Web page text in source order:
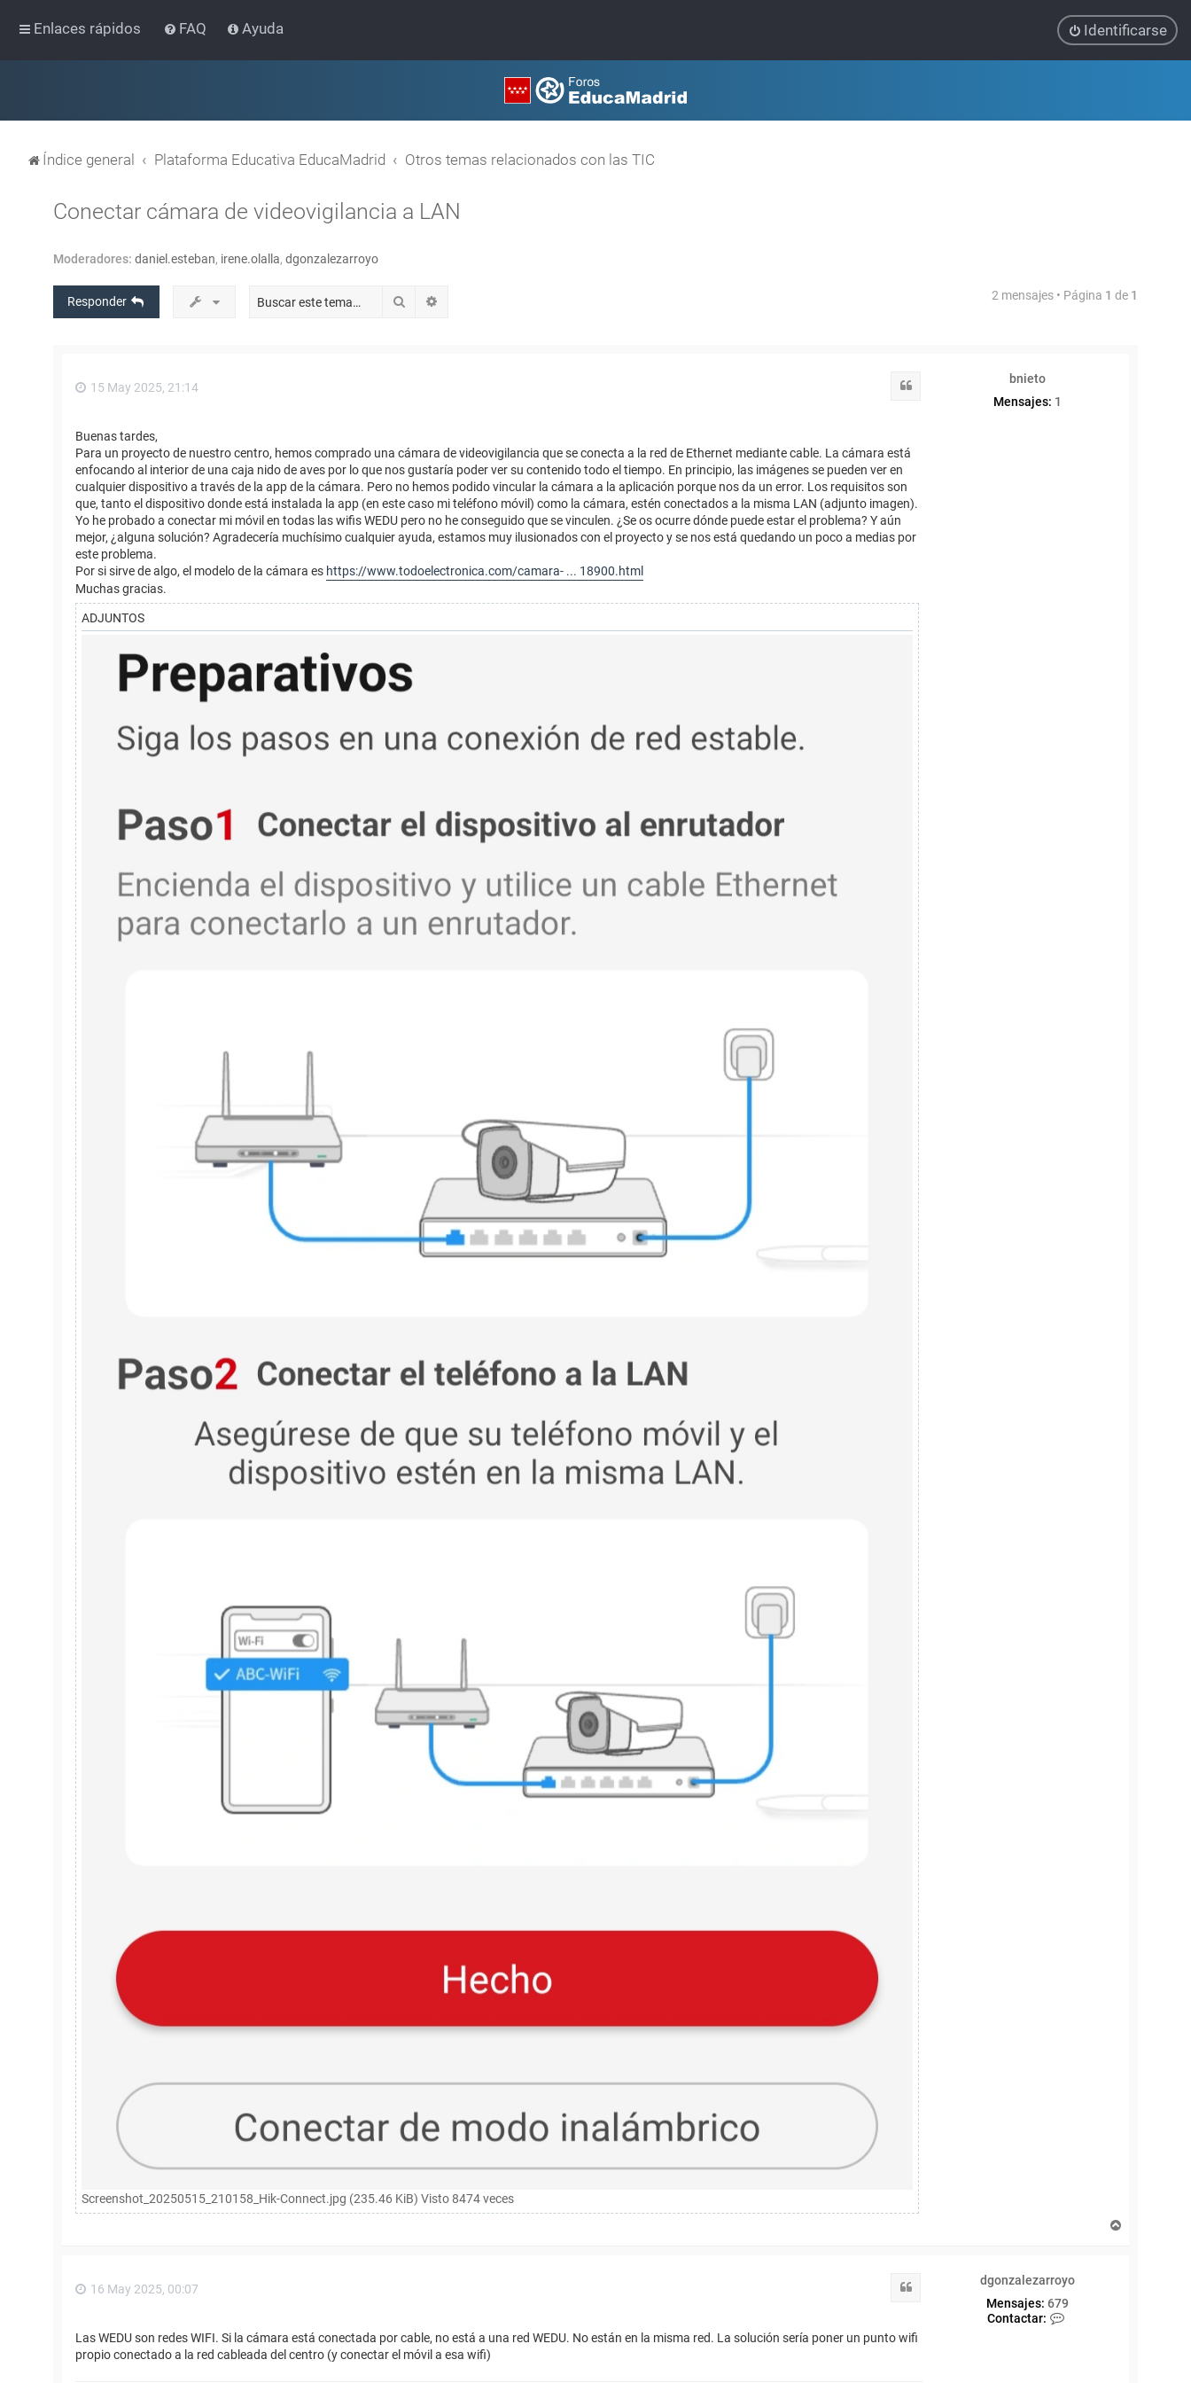
Enlaces rápidos FAQ Ayuda Identificarse
Índice general Plataforma Educativa EducaMadrid Otros temas relacionados con las TIC
Conectar cámara de videovigilancia a LAN
Moderadores: daniel.esteban, irene.olalla, dgonzalezarroyo
Responder Buscar 2 mensajes • Página 1 de 1
bnieto
Mensajes: 1
15 May 2025, 21:14
Buenas tardes,
Para un proyecto de nuestro centro, hemos comprado una cámara de videovigilancia que se conecta a la red de Ethernet mediante cable. La cámara está
enfocando al interior de una caja nido de aves por lo que nos gustaría poder ver su contenido todo el tiempo. En principio, las imágenes se pueden ver en
cualquier dispositivo a través de la app de la cámara. Pero no hemos podido vincular la cámara a la aplicación porque nos da un error. Los requisitos son
que, tanto el dispositivo donde está instalada la app (en este caso mi teléfono móvil) como la cámara, estén conectados a la misma LAN (adjunto imagen).
Yo he probado a conectar mi móvil en todas las wifis WEDU pero no he conseguido que se vinculen. ¿Se os ocurre dónde puede estar el problema? Y aún
mejor, ¿alguna solución? Agradecería muchísimo cualquier ayuda, estamos muy ilusionados con el proyecto y se nos está quedando un poco a medias por
este problema.
Por si sirve de algo, el modelo de la cámara es https://www.todoelectronica.com/camara- ... 18900.html
Muchas gracias.
ADJUNTOS
Screenshot_20250515_210158_Hik-Connect.jpg (235.46 KiB) Visto 8474 veces
dgonzalezarroyo
Mensajes: 679
Contactar:
16 May 2025, 00:07
Las WEDU son redes WIFI. Si la cámara está conectada por cable, no está a una red WEDU. No están en la misma red. La solución sería poner un punto wifi
propio conectado a la red cableada del centro (y conectar el móvil a esa wifi)